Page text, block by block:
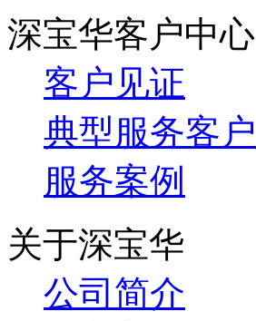
深宝华客户中心
客户见证
典型服务客户
服务案例
关于深宝华
公司简介